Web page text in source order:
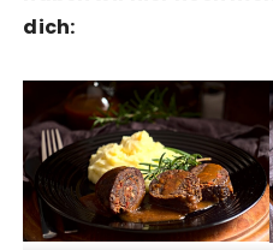
dich: